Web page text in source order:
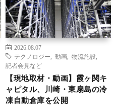
2026.08.07
テクノロジー
動画 物流施設
記者会見など
【現地取材・動画】霞ヶ関キ
ャピタル、川崎・東扇島の冷
凍自動倉庫を公開